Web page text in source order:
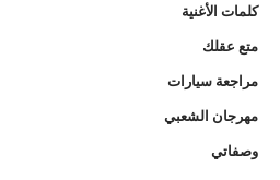
كلمات الأغنية
متع عقلك
مراجعة سيارات
مهرجان الشعبي
وصفاتي